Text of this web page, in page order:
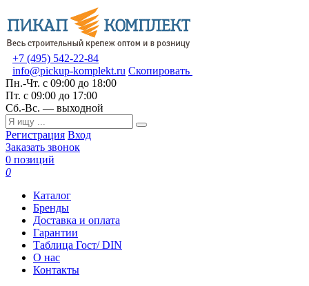
+7 (495) 542-22-84
info@pickup-komplekt.ru Скопировать
Пн.-Чт. с 09:00 до 18:00
Пт. с 09:00 до 17:00
Сб.-Вс. — выходной
Регистрация Вход
Заказать звонок
0 позиций
0
Каталог
Бренды
Доставка и оплата
Гарантии
Таблица Гост/ DIN
О нас
Контакты